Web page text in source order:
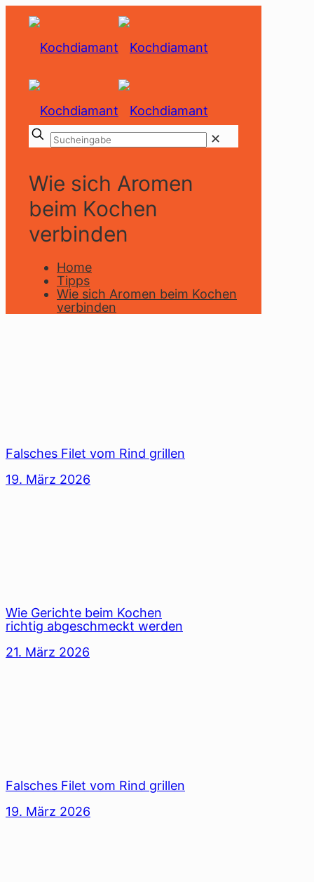
✕
Wie sich Aromen
beim Kochen
verbinden
Home
Tipps
Wie sich Aromen beim Kochen
verbinden
Falsches Filet vom Rind grillen
19. März 2026
Wie Gerichte beim Kochen
richtig abgeschmeckt werden
21. März 2026
Falsches Filet vom Rind grillen
19. März 2026